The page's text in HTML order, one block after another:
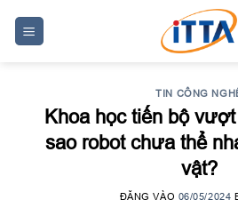
TIN CÔNG
Khoa học tiến bộ
sao robot chưa thể
vật?
ĐĂNG VÀO 06/05/2024